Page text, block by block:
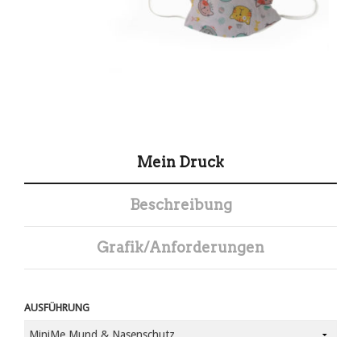
Mein Druck
Beschreibung
Grafik/Anforderungen
AUSFÜHRUNG